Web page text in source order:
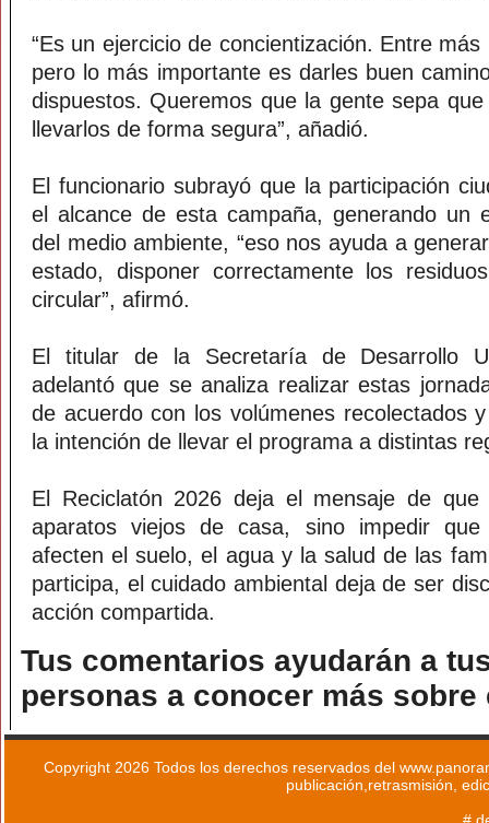
“Es un ejercicio de concientización. Entre
pero lo más importante es darles buen
dispuestos. Queremos que la gente sepa
llevarlos de forma segura”, añadió.
El funcionario subrayó que la participación
el alcance de esta campaña, generando un
del medio ambiente, “eso nos ayuda a
estado, disponer correctamente los
circular”, afirmó.
El titular de la Secretaría de Desarrollo
adelantó que se analiza realizar estas
de acuerdo con los volúmenes recolectados
la intención de llevar el programa a distintas
El Reciclatón 2026 deja el mensaje de
aparatos viejos de casa, sino impedir que
afecten el suelo, el agua y la salud de las
participa, el cuidado ambiental deja de ser
acción compartida.
Tus comentarios ayudarán a
personas a conocer más sobre
Copyright 2026 Todos los derechos reservados del
publicación,retrasmisión,